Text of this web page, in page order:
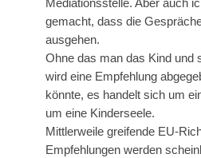
Mediationsstelle. Aber auch
gemacht, dass die
ausgehen.
Ohne das man das Kind und
wird eine Empfehlung
könnte, es handelt sich um
um eine Kinderseele.
Mittlerweile greifende EU-
Empfehlungen werden